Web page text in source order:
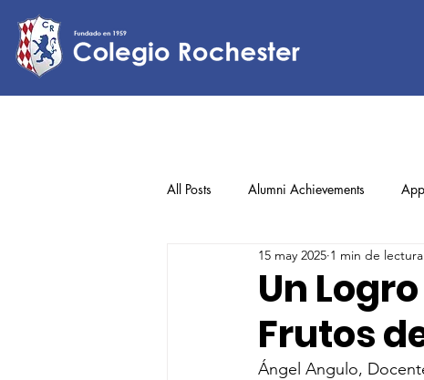
All Posts Alumni Achievements
Lower Elementary Middle School
Upper Elementary
Un
Frutos
15 may 2025 1 min de lectura
Ángel Angulo,